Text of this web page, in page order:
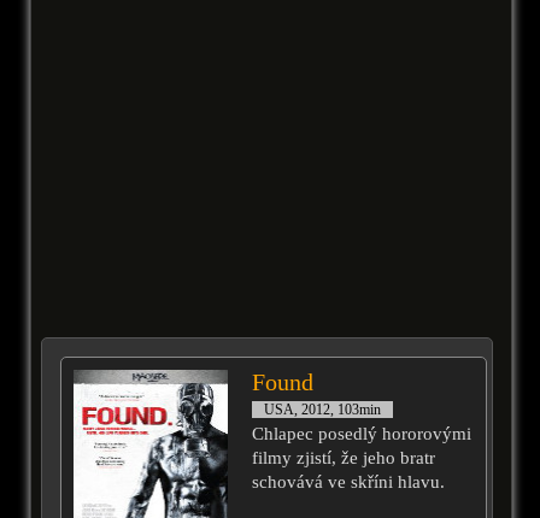
Found
USA, 2012, 103min
Chlapec posedlý hororovými
filmy zjistí, že jeho bratr
schovává ve skříni hlavu.